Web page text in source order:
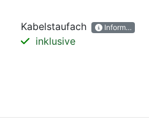
Kabelstaufach
inklusive